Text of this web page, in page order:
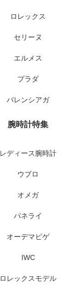
ロレックス
セリーヌ
エルメス
プラダ
バレンシアガ
腕時計特集
レディース腕時計
ウブロ
オメガ
パネライ
オーデマピゲ
IWC
ロレックスモデル